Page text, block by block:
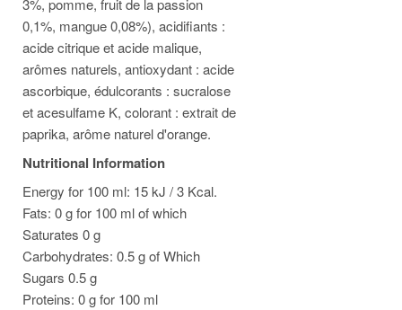
3%, pomme, fruit de la passion
0,1%, mangue 0,08%), acidifiants :
acide citrique et acide malique,
arômes naturels, antioxydant : acide
ascorbique, édulcorants : sucralose
et acesulfame K, colorant : extrait de
paprika, arôme naturel d'orange.
Nutritional Information
Energy for 100 ml: 15 kJ / 3 Kcal.
Fats: 0 g for 100 ml of which
Saturates 0 g
Carbohydrates: 0.5 g of Which
Sugars 0.5 g
Proteins: 0 g for 100 ml